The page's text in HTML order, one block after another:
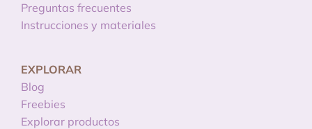
Preguntas frecuentes
Instrucciones y materiales
EXPLORAR
Blog
Freebies
Explorar productos